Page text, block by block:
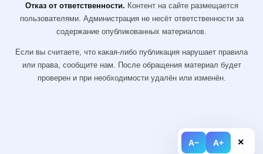
A− A+ ×
Отказ от ответственности. Контент на сайте размещается
пользователями. Администрация не несёт ответственности за
содержание опубликованных материалов.
Если вы считаете, что какая-либо публикация нарушает правила
или права, сообщите нам. После обращения материал будет
проверен и при необходимости удалён или изменён.